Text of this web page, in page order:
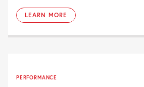
LEARN MORE
PERFORMANCE